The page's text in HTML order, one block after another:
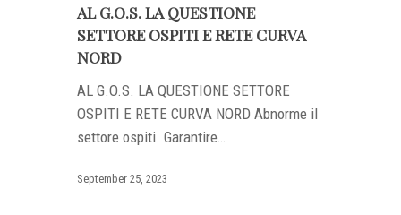
AL G.O.S. LA QUESTIONE
SETTORE OSPITI E RETE CURVA
NORD
AL G.O.S. LA QUESTIONE SETTORE
OSPITI E RETE CURVA NORD Abnorme il
settore ospiti. Garantire…
September 25, 2023